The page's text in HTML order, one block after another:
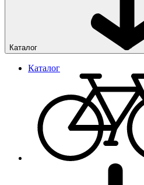
Каталог
Каталог